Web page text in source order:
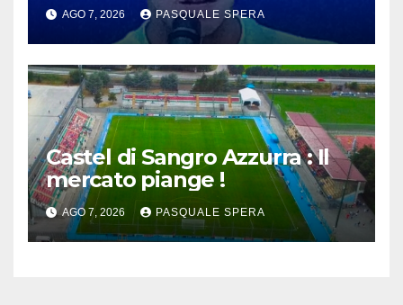
AGO 7, 2026 PASQUALE SPERA
Castel di Sangro Azzurra : Il
mercato piange !
AGO 7, 2026 PASQUALE SPERA